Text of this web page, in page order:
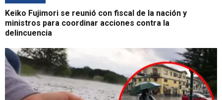
Keiko Fujimori se reunió con fiscal de la nación y
ministros para coordinar acciones contra la
delincuencia